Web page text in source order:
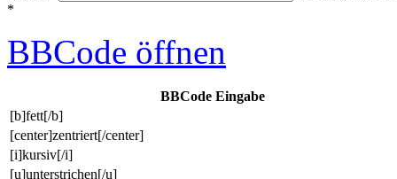
*
BBCode öffnen
BBCode Eingabe
[b]fett[/b]
[center]zentriert[/center]
[i]kursiv[/i]
[u]unterstrichen[/u]